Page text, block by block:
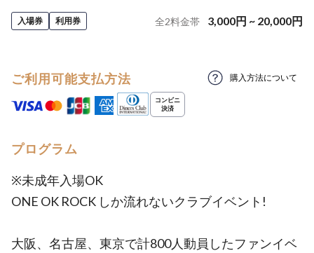
入場券 利用券 全2料金帯 3,000円 ~ 20,000円
ご利用可能支払方法 購入方法について
プログラム
※未成年入場OK
ONE OK ROCK しか流れないクラブイベント!
大阪、名古屋、東京で計800人動員したファンイベ